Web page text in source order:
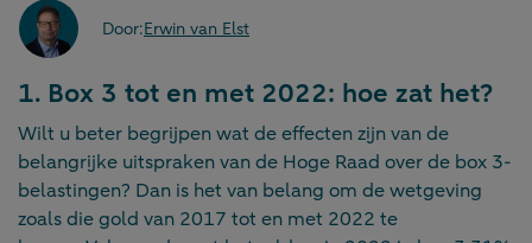
Door:Erwin van Elst
1. Box 3 tot en met 2022: hoe zat het?
Wilt u beter begrijpen wat de effecten zijn van de
belangrijke uitspraken van de Hoge Raad over de box 3-
belastingen? Dan is het van belang om de wetgeving
zoals die gold van 2017 tot en met 2022 te